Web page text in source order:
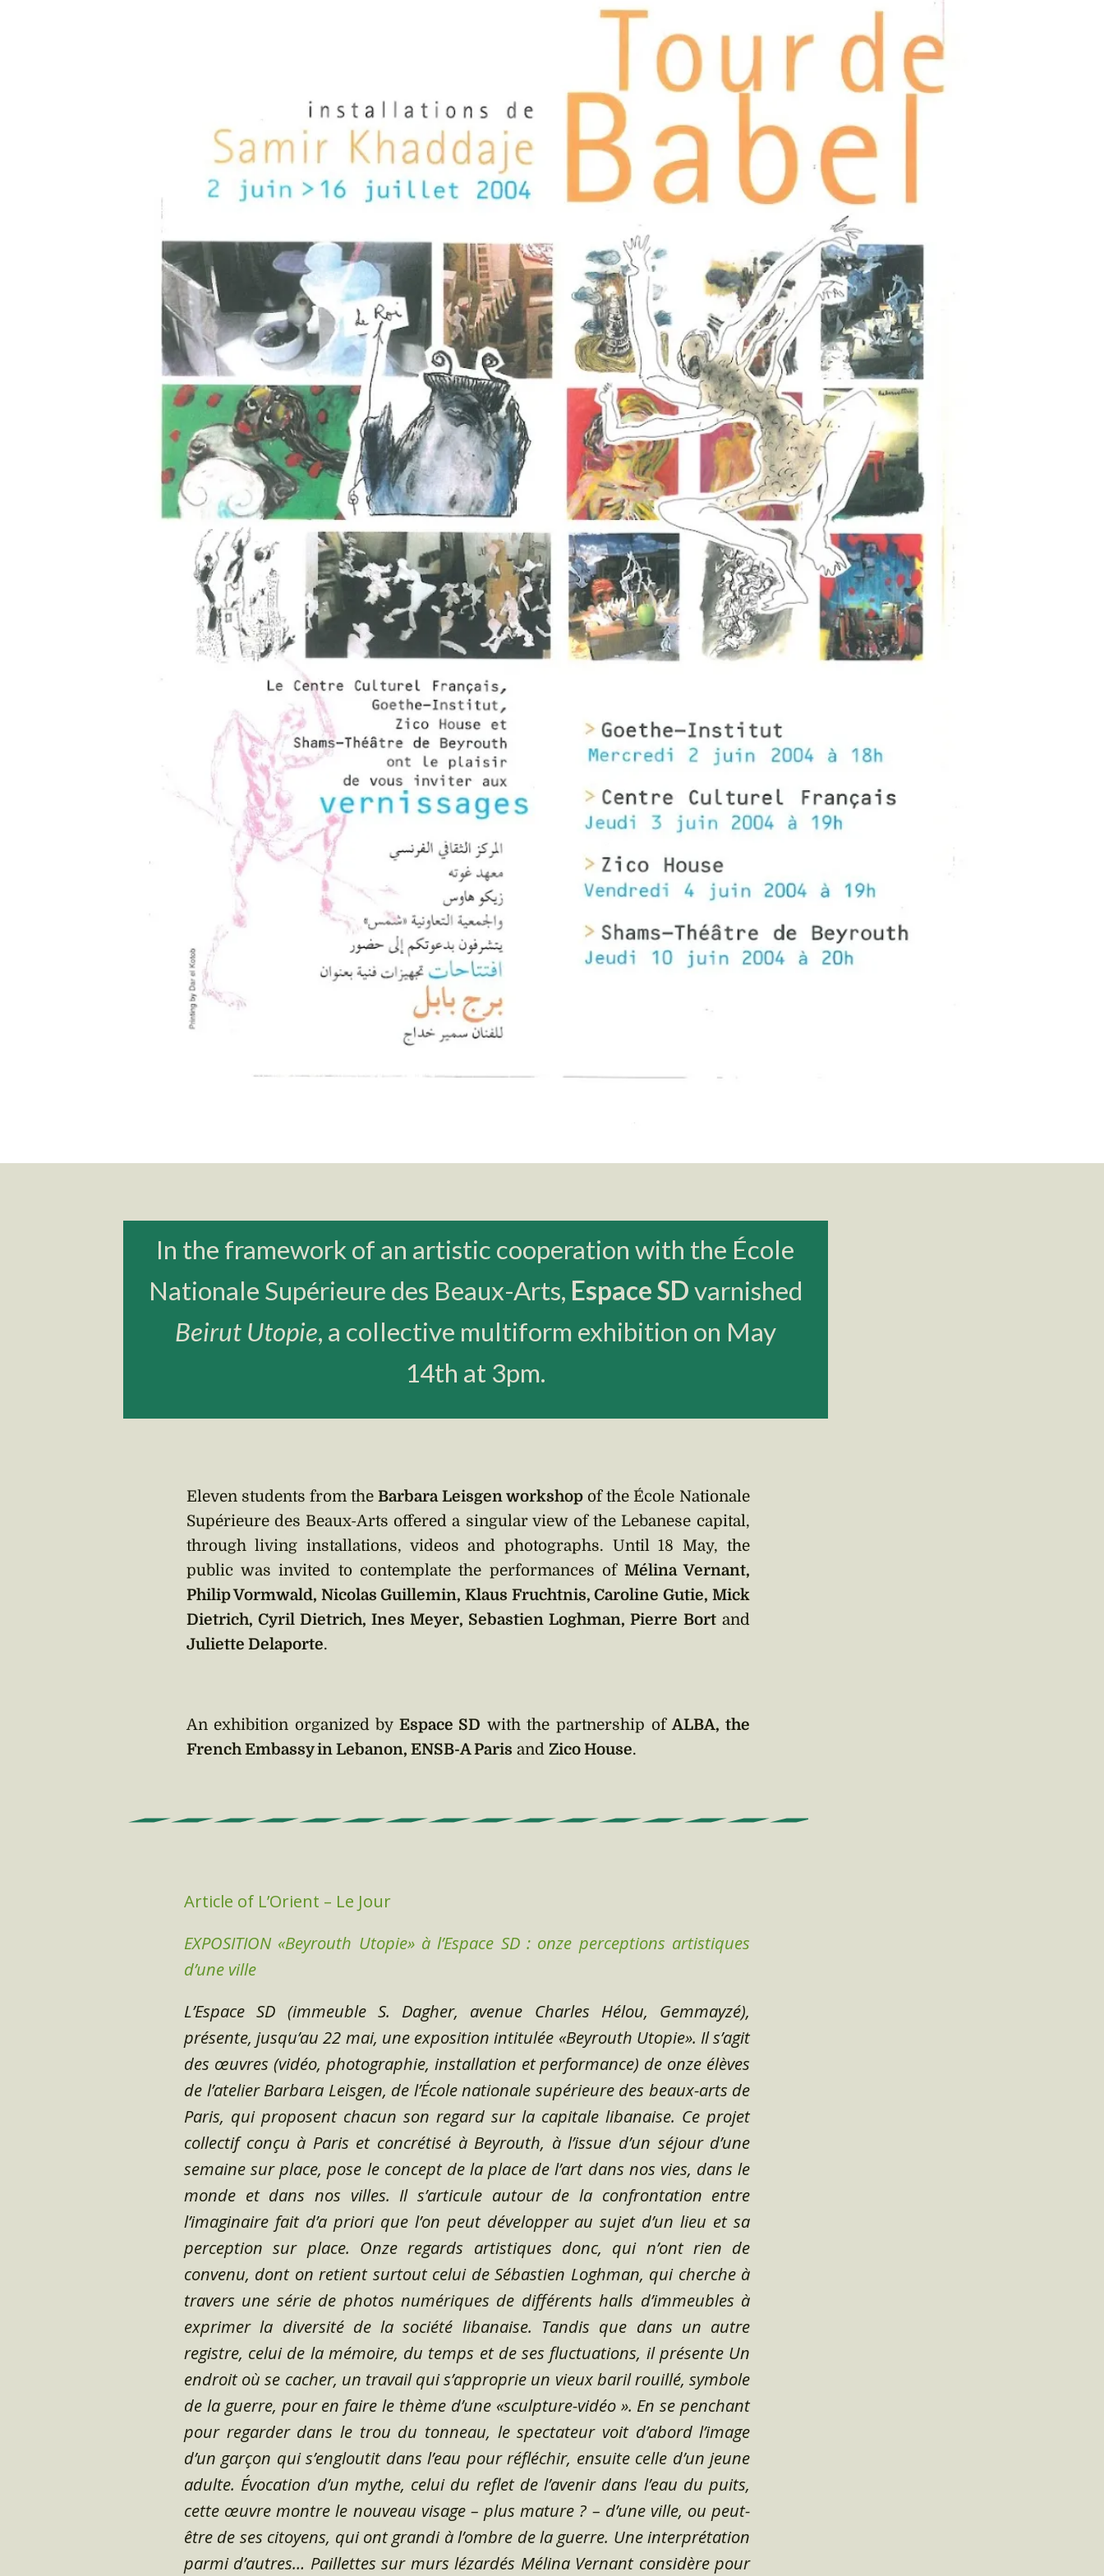
In the framework of an artistic cooperation with the École
Nationale Supérieure des Beaux-Arts, Espace SDvarnished
Beirut Utopie, a collective multiform exhibition on May
14th at 3pm.
Eleven students from theBarbara Leisgen workshopof the École Nationale
Supérieure des Beaux-Arts offered a singular view of the Lebanese capital,
through living installations, videos and photographs. Until 18 May, the
public was invited to contemplate the performances ofMélina Vernant,
Philip Vormwald, Nicolas Guillemin, Klaus Fruchtnis, Caroline Gutie, Mick
Dietrich, Cyril Dietrich, Ines Meyer, Sebastien Loghman, Pierre Bortand
Juliette Delaporte.
An exhibition organized by Espace SD with the partnership ofALBA, the
French Embassy in Lebanon, ENSB-A Paris and Zico House.
Article of L’Orient – Le Jour
EXPOSITION «Beyrouth Utopie» à l’Espace SD : onze perceptions artistiques
d’une ville
L’Espace SD (immeuble S. Dagher, avenue Charles Hélou, Gemmayzé),
présente, jusqu’au 22 mai, une exposition intitulée «Beyrouth Utopie». Il s’agit
des œuvres (vidéo, photographie, installation et performance) de onze élèves
de l’atelier Barbara Leisgen, de l’École nationale supérieure des beaux-arts de
Paris, qui proposent chacun son regard sur la capitale libanaise. Ce projet
collectif conçu à Paris et concrétisé à Beyrouth, à l’issue d’un séjour d’une
semaine sur place, pose le concept de la place de l’art dans nos vies, dans le
monde et dans nos villes. Il s’articule autour de la confrontation entre
l’imaginaire fait d’a priori que l’on peut développer au sujet d’un lieu et sa
perception sur place. Onze regards artistiques donc, qui n’ont rien de
convenu, dont on retient surtout celui de Sébastien Loghman, qui cherche à
travers une série de photos numériques de différents halls d’immeubles à
exprimer la diversité de la société libanaise. Tandis que dans un autre
registre, celui de la mémoire, du temps et de ses fluctuations, il présente Un
endroit où se cacher, un travail qui s’approprie un vieux baril rouillé, symbole
de la guerre, pour en faire le thème d’une «sculpture-vidéo ». En se penchant
pour regarder dans le trou du tonneau, le spectateur voit d’abord l’image
d’un garçon qui s’engloutit dans l’eau pour réfléchir, ensuite celle d’un jeune
adulte. Évocation d’un mythe, celui du reflet de l’avenir dans l’eau du puits,
cette œuvre montre le nouveau visage – plus mature ? – d’une ville, ou peut-
être de ses citoyens, qui ont grandi à l’ombre de la guerre. Une interprétation
parmi d’autres… Paillettes sur murs lézardés Mélina Vernant considère pour